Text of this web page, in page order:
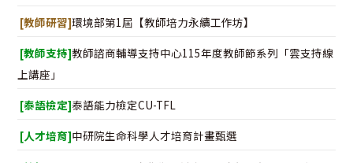
[教師研習]環境部第1屆【教師培力永續工作坊】
[教師支持]教師諮商輔導支持中心115年度教師節系列「雲支持線
上講座」
[泰語檢定]泰語能力檢定CU-TFL
[人才培育]中研院生命科學人才培育計畫甄選